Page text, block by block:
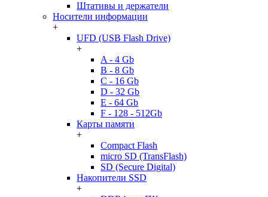
Штативы и держатели
Носители информации
+
UFD (USB Flash Drive)
+
A - 4 Gb
B - 8 Gb
C - 16 Gb
D - 32 Gb
E - 64 Gb
F - 128 - 512Gb
Карты памяти
+
Compact Flash
micro SD (TransFlash)
SD (Secure Digital)
Накопители SSD
+